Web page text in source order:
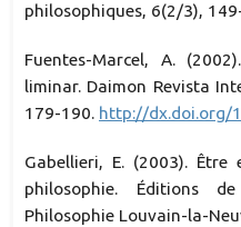
philosophiques, 6(2/3),
Fuentes-Marcel, A.
liminar. Daimon Revista
179-190. http://dx.doi.org/
Gabellieri, E. (2003).
philosophie. Éditions
Philosophie Louvain-la-